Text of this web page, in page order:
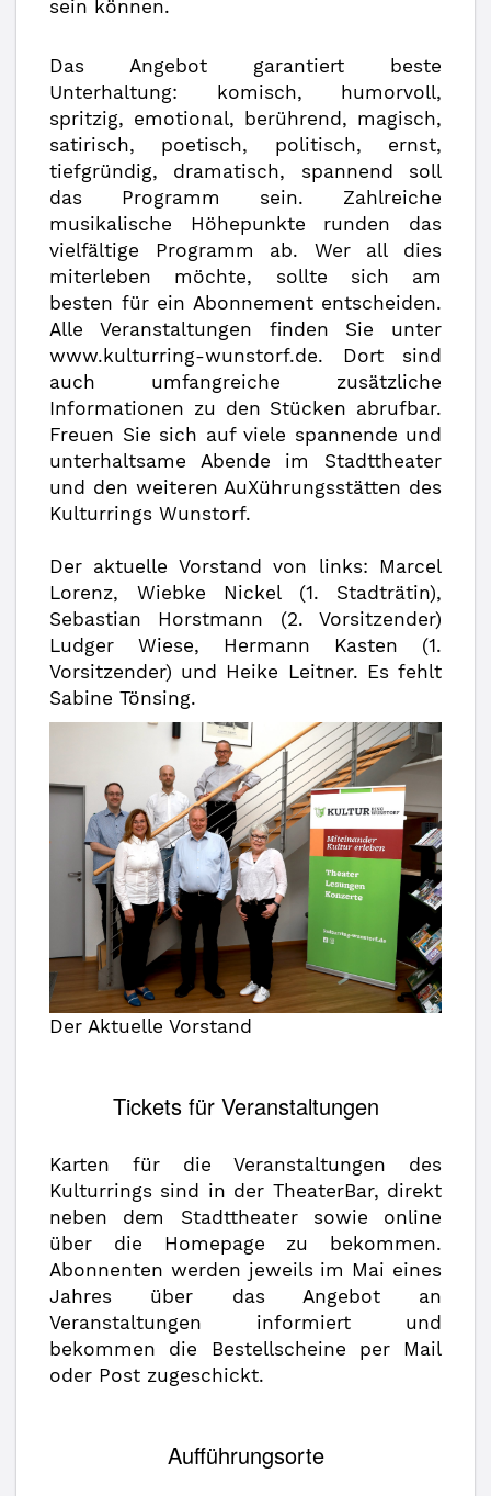
sein können.
Das Angebot garantiert beste
Unterhaltung: komisch, humorvoll,
spritzig, emotional, berührend, magisch,
satirisch, poetisch, politisch, ernst,
tiefgründig, dramatisch, spannend soll
das Programm sein. Zahlreiche
musikalische Höhepunkte runden das
vielfältige Programm ab. Wer all dies
miterleben möchte, sollte sich am
besten für ein Abonnement entscheiden.
Alle Veranstaltungen finden Sie unter
www.kulturring-wunstorf.de. Dort sind
auch umfangreiche zusätzliche
Informationen zu den Stücken abrufbar.
Freuen Sie sich auf viele spannende und
unterhaltsame Abende im Stadttheater
und den weiteren AuXührungsstätten des
Kulturrings Wunstorf.
Der aktuelle Vorstand von links: Marcel
Lorenz, Wiebke Nickel (1. Stadträtin),
Sebastian Horstmann (2. Vorsitzender)
Ludger Wiese, Hermann Kasten (1.
Vorsitzender) und Heike Leitner. Es fehlt
Sabine Tönsing.
Der Aktuelle Vorstand
Tickets für Veranstaltungen
Karten für die Veranstaltungen des
Kulturrings sind in der TheaterBar, direkt
neben dem Stadttheater sowie online
über die Homepage zu bekommen.
Abonnenten werden jeweils im Mai eines
Jahres über das Angebot an
Veranstaltungen informiert und
bekommen die Bestellscheine per Mail
oder Post zugeschickt.
Aufführungsorte